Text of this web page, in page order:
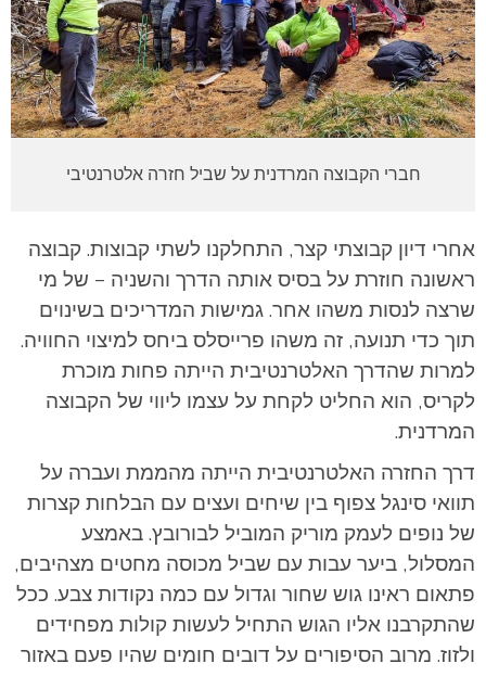
חברי הקבוצה המרדנית על שביל חזרה אלטרנטיבי
אחרי דיון קבוצתי קצר, התחלקנו לשתי קבוצות. קבוצה
ראשונה חוזרת על בסיס אותה הדרך והשניה – של מי
שרצה לנסות משהו אחר. גמישות המדריכים בשינוים
תוך כדי תנועה, זה משהו פרייסלס ביחס למיצוי החוויה.
למרות שהדרך האלטרנטיבית הייתה פחות מוכרת
לקריס, הוא החליט לקחת על עצמו ליווי של הקבוצה
המרדנית.
דרך החזרה האלטרנטיבית הייתה מהממת ועברה על
תוואי סינגל צפוף בין שיחים ועצים עם הבלחות קצרות
של נופים לעמק מוריק המוביל לבורובץ. באמצע
המסלול, ביער עבות עם שביל מכוסה מחטים מצהיבים,
פתאום ראינו גוש שחור וגדול עם כמה נקודות צבע. ככל
שהתקרבנו אליו הגוש התחיל לעשות קולות מפחידים
ולזוז. מרוב הסיפורים על דובים חומים שהיו פעם באזור